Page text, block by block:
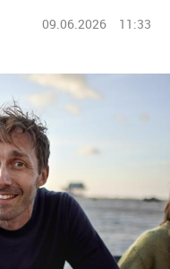
09.06.2026 11:33